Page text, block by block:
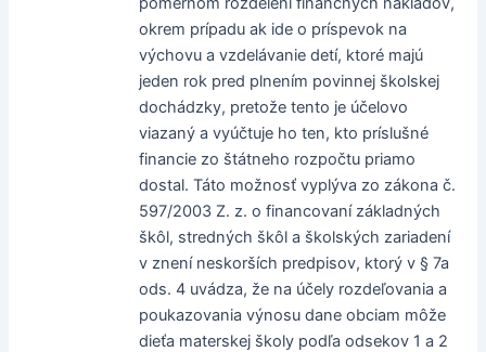
okrem prípadu ak ide o príspevok na
výchovu a vzdelávanie detí, ktoré majú
jeden rok pred plnením povinnej školskej
dochádzky, pretože tento je účelovo
viazaný a vyúčtuje ho ten, kto príslušné
financie zo štátneho rozpočtu priamo
dostal. Táto možnosť vyplýva zo zákona č.
597/2003 Z. z. o financovaní základných
škôl, stredných škôl a školských zariadení
v znení neskorších predpisov, ktorý v § 7a
ods. 4 uvádza, že na účely rozdeľovania a
poukazovania výnosu dane obciam môže
dieťa materskej školy podľa odsekov 1 a 2